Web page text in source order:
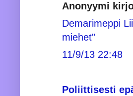
Anonyymi
Demarimeppi
miehet"
11/9/13 22:48
Poliittisesti